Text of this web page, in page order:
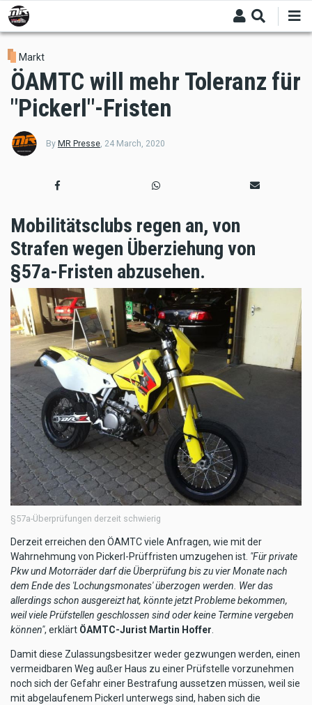
Skip
to
main
content
Markt
ÖAMTC will mehr Toleranz für
"Pickerl"-Fristen
By MR Presse, 24 March, 2020
Mobilitätsclubs regen an, von
Strafen wegen Überziehung von
§57a-Fristen abzusehen.
§57a-Überprüfungen derzeit schwierig
Derzeit erreichen den ÖAMTC viele Anfragen, wie mit der
Wahrnehmung von Pickerl-Prüffristen umzugehen ist. "Für private
Pkw und Motorräder darf die Überprüfung bis zu vier Monate nach
dem Ende des 'Lochungsmonates' überzogen werden. Wer das
allerdings schon ausgereizt hat, könnte jetzt Probleme bekommen,
weil viele Prüfstellen geschlossen sind oder keine Termine vergeben
können", erklärt ÖAMTC-Jurist Martin Hoffer
Damit diese Zulassungsbesitzer weder gezwungen werden, einen
vermeidbaren Weg außer Haus zu einer Prüfstelle vorzunehmen
noch sich der Gefahr einer Bestrafung aussetzen müssen, weil sie
mit abgelaufenem Pickerl unterwegs sind, haben sich die